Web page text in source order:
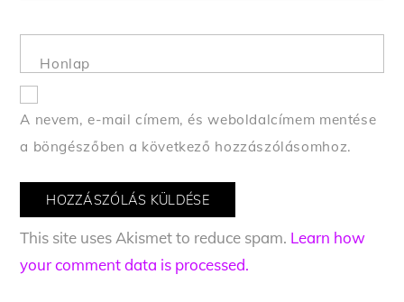
Honlap
A nevem, e-mail címem, és weboldalcímem mentése
a böngészőben a következő hozzászólásomhoz.
This site uses Akismet to reduce spam. Learn how
your comment data is processed.